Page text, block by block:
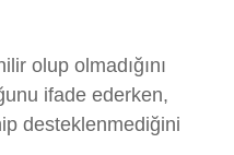
olup olmadığını
ifade ederken,
desteklenmediğini